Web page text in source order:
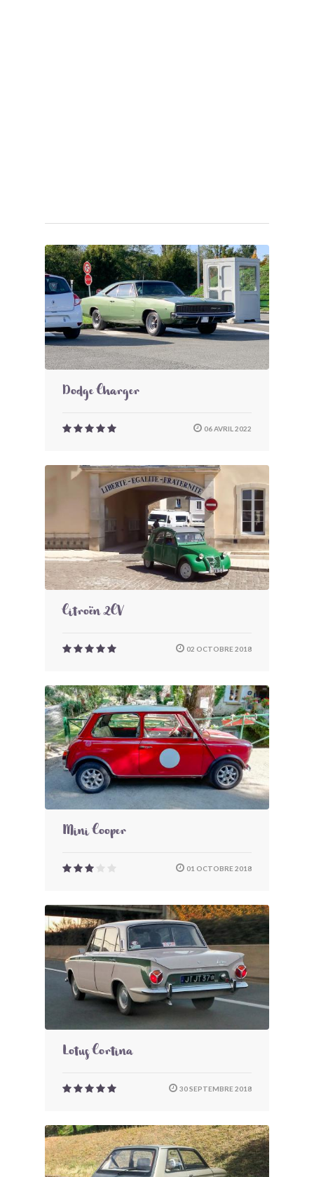
Dodge Charger
06 AVRIL 2022
Citroën 2CV
02 OCTOBRE 2018
Mini Cooper
01 OCTOBRE 2018
Lotus Cortina
30 SEPTEMBRE 2018